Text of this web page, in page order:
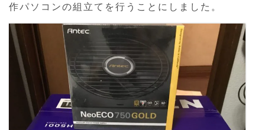
作パソコンの組立てを行うことにしました。